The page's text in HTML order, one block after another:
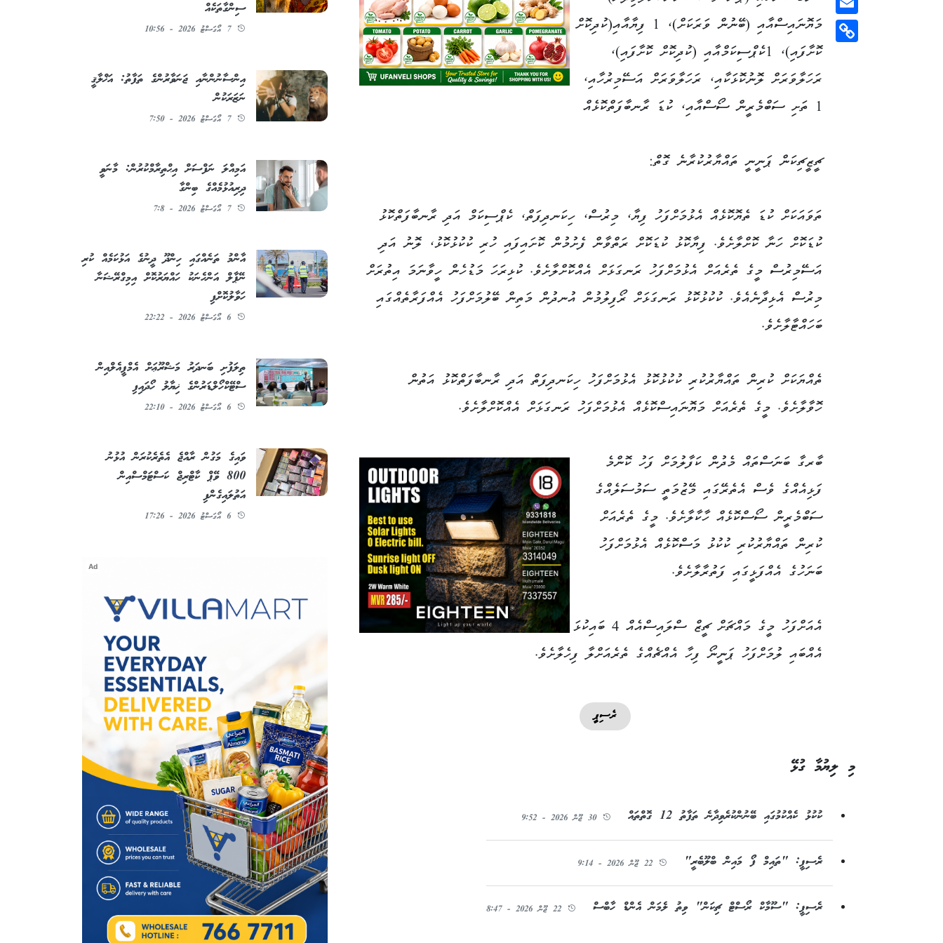
Email
Copy
Link
މަޔޮނައިސްއާއި (ބޭނުން ވަރަކަށް)، 1 ފިޔާއާއި(ކުދިކޮށް
ކޮށާފައި)، 1ކެޕްސިކަމްއާއި (ކުދިކޮށް ކޮށާފައި)،
ރަހަލާވަރަށް ލޮނުކޮޅަކާއި، ރަހަލާވަރަށް އަސޭމިރުހާއި،
1 ތަށި ސަބްމެރީން ސޯސްއާއި، ކުޑަ ރާނބާފަތްކޮޅެއް
ޗީޒީޗިކަން ޕަނީނީ ތައްޔާރުކުރާނެ ގޮތް:
ތަވައަކަށް ކުޑަ ތެޔޮކޮޅެއް އެޅުމަށްފަހު ފިޔާ، މިރުސް، ހިކަނދިފަތް، ކެޕްސިކަމް އަދި ރާނބާފަތްކޮޅު
ކުޑަކޮށް ހަނާ ކޮށްލާށެވެ. ފިޔާކޮޅު ކުޑަކޮށް ރަތްވާން ފެށުމުން ކޮށައިފައި ހުރި ކުކުޅުކޮޅު، ލޮނު އަދި
އަސޭމިރުސް މީގެ ތެރެއަށް އެޅުމަށްފަހު ރަނގަޅަށް އެއްކޮށްލާށެވެ. ކުޅިރަހަ މަޑުހެން ހީވާނަމަ އިތުރަށް
މިރުސް އެޅިދާނެއެވެ. ކުކުޅުކޮޅު ރަނގަޅަށް ރޯފިލުމުން އުނދުން މަތިން ބޭލުމަށްފަހު އެއްފަރާތެއްގައި
ބަހައްޓާލާށެވެ.
ތެއްޔަކަށް ކުރިން ތައްޔާރުކުރި ކުކުޅުކޮޅު އެޅުމަށްފަހު ހިކަނދިފަތް އަދި ރާނބާފަތްކޮޅު އަތުން
ހޮވާލާށެވެ. މީގެ ތެރެއަށް މަޔޮނައިސްކޮޅެއް އެޅުމަށްފަހު ރަނގަޅަށް އެއްކޮށްލާށެވެ.
ބާރގާ ބަނަސްތައް މެދުން ކަފާލުމަށް ފަހު ކޮންމެ
ފަޅިއެއްގެ ވެސް އެތެރޭގައި މޭޒުމަތީ ސަމުސަލެއްގެ
ސަބްމެރީން ސޯސްކޮޅެއް ހާކާލާށެވެ. މީގެ ތެރެއަށް
ކުރިން ތައްޔާރުކުރި ކުކުޅު މަސްކޮޅެއް އެޅުމަށްފަހު
ބަނަހުގެ އެއްފަޅީގައި ފަތުރާލާށެވެ.
އެއަށްފަހު މީގެ މައްޗަށް ޗީޒް ސްލައިސްއެއް 4 ބައިކުޅަ
އެއްބައި ލުމަށްފަހު ޕަނީނޯ ފިހާ އެއްޗެއްގެ ތެރެއަށްލާ ފިހެލާށެވެ.
ރެސިޕީ
މި ލިޔުމާ ގުޅޭ
ކުކުޅު ކެއްކުމުގައި ބޭނުންކުރެވިދާނެ ތަފާތު 12 ގޮތްތައް 30 ޖޫން 2026 - 9:52
ރެސިޕީ: "ތައިމް ފޯ މައިން ބްލޫބެރީ"
ރެސިޕީ: "ސޫމާކް ރޯސްޓް ޗިކަން" ވިތު ލެމަން އެންޑް ހާބްސް
ސިންގާތަކެއް
7 އޯގަސްޓު 2026 - 10:56
އިންސާނުންނާއި ޖަނަވާރުންގެ ތަފާތު: އަޚްލާޤީ
ނަޒަރަކުން
7 އޯގަސްޓު 2026 - 7:50
އަމިއްލަ ނަފްސަށް އިޙްތިރާމްކުރުން: މާނަވީ
ދިރިއުޅުމެއްގެ ބިންގާ
7 އޯގަސްޓު 2026 - 7:8
އާންމު ތަނެއްގައި ހިންދޫ ދީނުގެ އަޅުކަމެއް ކުރި
ނޭޕާލް އަންހެނަކު ހައްޔަރުކޮށް އިމިގްރޭޝަނާ
ހަވާލުކޮށްފި
6 އޯގަސްޓު 2026 - 22:22
ތިލަފުށި ބަނދަރު މަޝްރޫޢަށް އެމްޕީއެލްއިން
ސްޓޭކްހޯލްޑަރުންގެ ޚިޔާލު ހޯދައިފި
6 އޯގަސްޓު 2026 - 22:10
ވައިގެ މަގުން ރާއްޖެ އެތެރެކުރަން އުޅުނު
800 ވޭޕް ކާޓްރިޖް ކަސްޓަމްސްއިން
އަތުލައިގެންފި
6 އޯގަސްޓު 2026 - 17:26
Ad